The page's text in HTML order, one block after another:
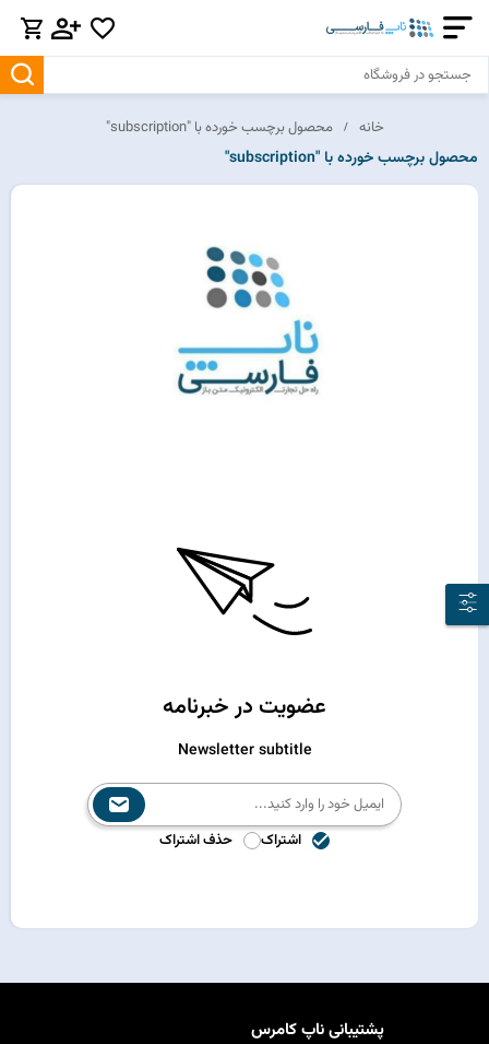
خانه محصول برچسب خورده با "subscription"
محصول برچسب خورده با "subscription"
عضویت در خبرنامه
Newsletter subtitle
اشتراک حذف اشتراک
پشتیبانی ناپ کامرس